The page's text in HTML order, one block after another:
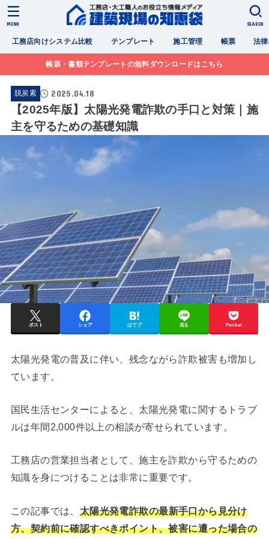
工務店向けシステム比較 テンプレート 施工管理 帳票 法
SEARCH
MENU
帳票・書類テンプレートの無料ダウンロードはこちら
脱炭素 2025.04.18
【2025年版】太陽光発電詐欺の手口と対策｜施
主を守るための基礎知識
ポスト シェア はてブ 送る Pocket
太陽光発電の普及に伴い、残念ながら詐欺被害も増加し
ています。
国民生活センターによると、太陽光発電に関するトラブ
ルは年間2,000件以上の相談が寄せられています。
工務店の営業担当者として、施主を詐欺から守るための
知識を身につけることは非常に重要です。
この記事では、 太陽光発電詐欺の最新手口から見分け
方、契約前に確認すべきポイント、被害に遭った場合の